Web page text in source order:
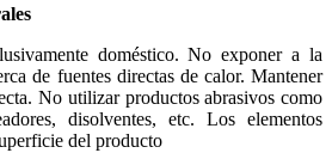
doméstico. No exponer a la
de fuentes directas de calor. Mantener
No utilizar productos abrasivos como
disolventes, etc. Los elementos
del producto